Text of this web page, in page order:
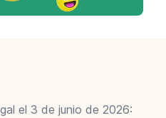
el 3 de junio de 2026: